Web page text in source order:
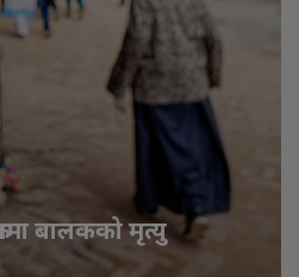
बालकको मृत्यु